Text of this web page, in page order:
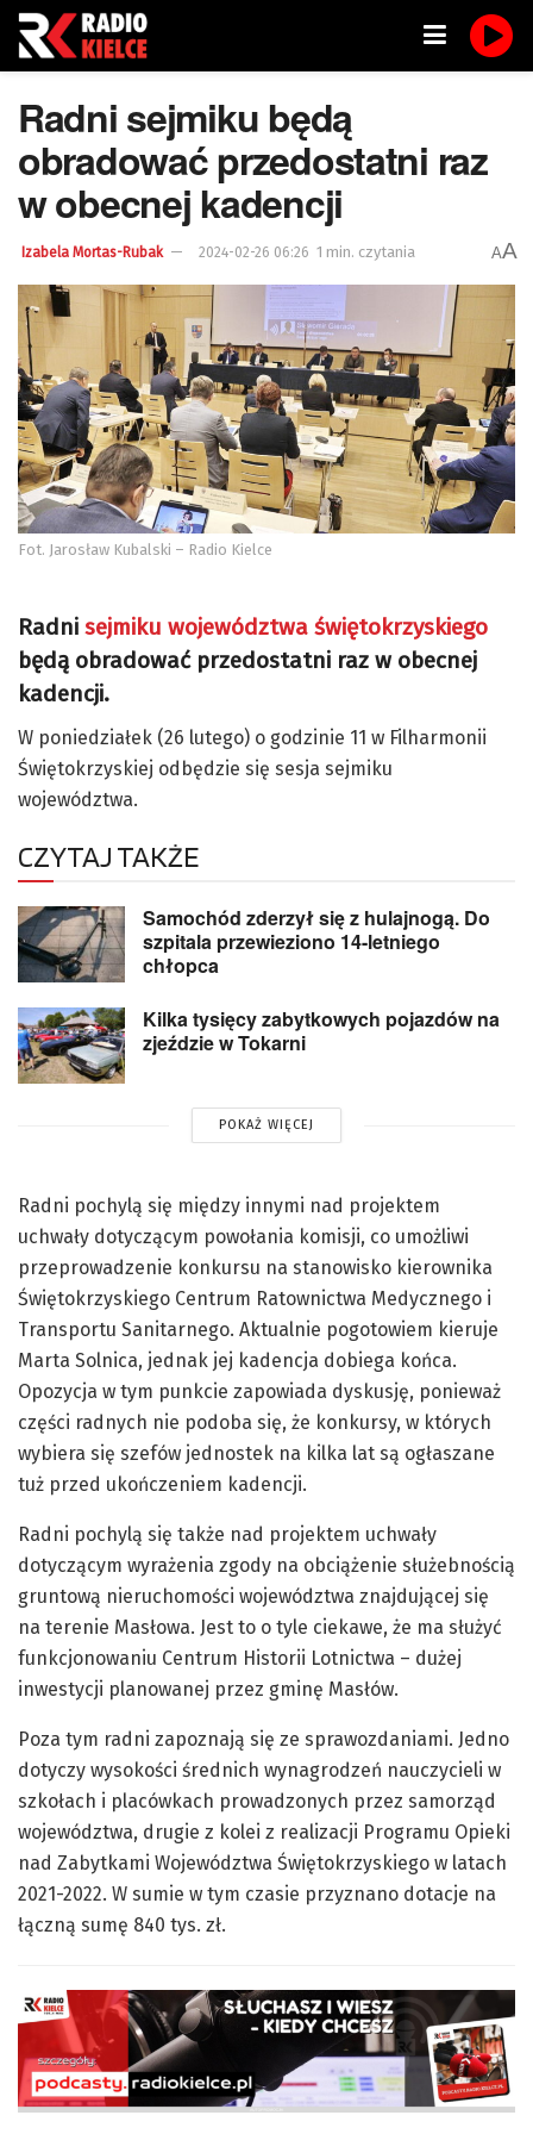
Radni sejmiku będą
obradować przedostatni raz
w obecnej kadencji
Izabela Mortas-Rubak 2024-02-26 06:26 1 min. czytania AA
Fot. Jarosław Kubalski – Radio Kielce
Radni sejmiku województwa świętokrzyskiego
będą obradować przedostatni raz w obecnej
kadencji.
W poniedziałek (26 lutego) o godzinie 11 w Filharmonii
Świętokrzyskiej odbędzie się sesja sejmiku
województwa.
CZYTAJ TAKŻE
Samochód zderzył się z hulajnogą. Do
szpitala przewieziono 14-letniego
chłopca
Kilka tysięcy zabytkowych pojazdów na
zjeździe w Tokarni
POKAŻ WIĘCEJ
Radni pochylą się między innymi nad projektem
uchwały dotyczącym powołania komisji, co umożliwi
przeprowadzenie konkursu na stanowisko kierownika
Świętokrzyskiego Centrum Ratownictwa Medycznego i
Transportu Sanitarnego. Aktualnie pogotowiem kieruje
Marta Solnica, jednak jej kadencja dobiega końca.
Opozycja w tym punkcie zapowiada dyskusję, ponieważ
części radnych nie podoba się, że konkursy, w których
wybiera się szefów jednostek na kilka lat są ogłaszane
tuż przed ukończeniem kadencji.
Radni pochylą się także nad projektem uchwały
dotyczącym wyrażenia zgody na obciążenie służebnością
gruntową nieruchomości województwa znajdującej się
na terenie Masłowa. Jest to o tyle ciekawe, że ma służyć
funkcjonowaniu Centrum Historii Lotnictwa – dużej
inwestycji planowanej przez gminę Masłów.
Poza tym radni zapoznają się ze sprawozdaniami. Jedno
dotyczy wysokości średnich wynagrodzeń nauczycieli w
szkołach i placówkach prowadzonych przez samorząd
województwa, drugie z kolei z realizacji Programu Opieki
nad Zabytkami Województwa Świętokrzyskiego w latach
2021-2022. W sumie w tym czasie przyznano dotacje na
łączną sumę 840 tys. zł.